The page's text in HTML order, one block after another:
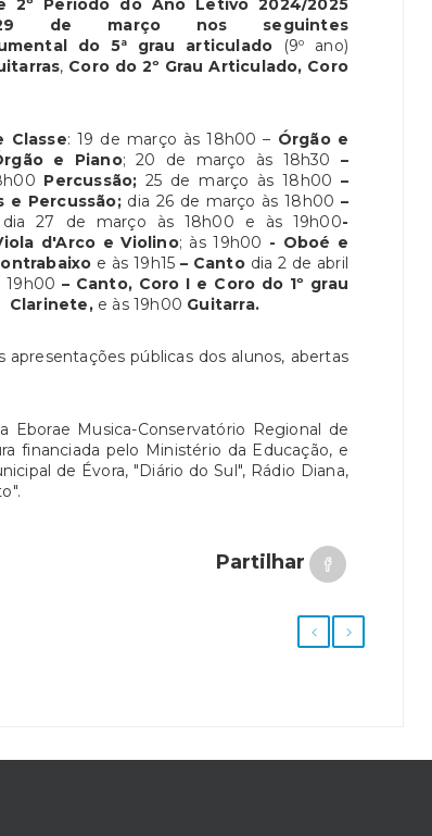
2º Período do Ano Letivo 2024/2025
de março nos seguintes
do 5ª grau articulado (9º ano)
, Coro do 2º Grau Articulado, Coro
Classe: 19 de março às 18h00 – Órgão e
e Piano; 20 de março às 18h30 –
Percussão;25 de março às 18h00 –
e Percussão; dia 26 de março às 18h00 –
dia 27 de março às 18h00 e às 19h00-
d'Arco e Violino; às 19h00 - Oboé e
e às 19h15 – Canto dia 2 de abril
19h00 – Canto, Coro I e Coro do 1º grau
Clarinete, e às 19h00 Guitarra.
apresentações públicas dos alunos, abertas
Eborae Musica-Conservatório Regional de
financiada pelo Ministério da Educação, e
de Évora, "Diário do Sul", Rádio Diana,
Partilhar